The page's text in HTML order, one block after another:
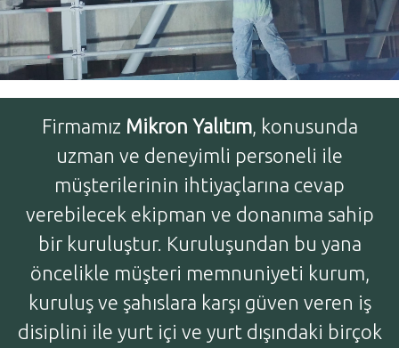
Firmamız Mikron Yalıtım, konusunda
uzman ve deneyimli personeli ile
müşterilerinin ihtiyaçlarına cevap
verebilecek ekipman ve donanıma sahip
bir kuruluştur. Kuruluşundan bu yana
öncelikle müşteri memnuniyeti kurum,
kuruluş ve şahıslara karşı güven veren iş
disiplini ile yurt içi ve yurt dışındaki birçok